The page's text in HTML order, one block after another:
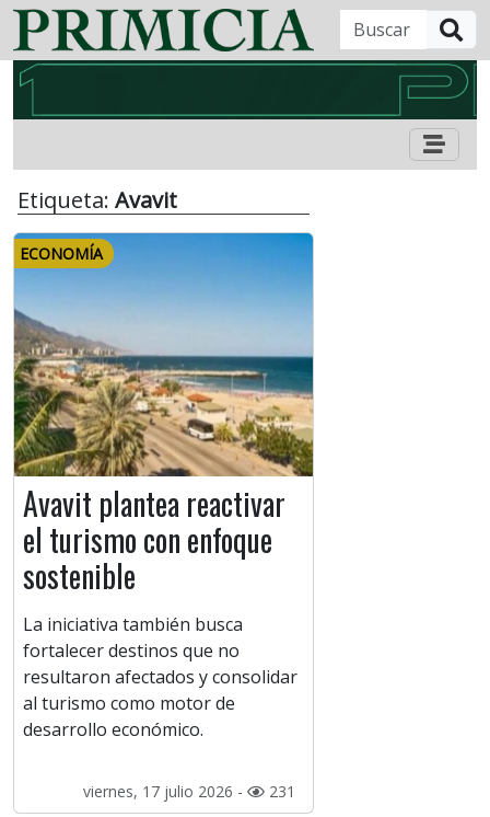
Etiqueta: Avavit
ECONOMÍA
Avavit plantea reactivar
el turismo con enfoque
sostenible
La iniciativa también busca
fortalecer destinos que no
resultaron afectados y consolidar
al turismo como motor de
desarrollo económico.
viernes, 17 julio 2026 - 231